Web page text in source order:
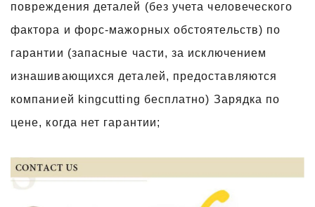
повреждения деталей (без учета человеческого
фактора и форс-мажорных обстоятельств) по
гарантии (запасные части, за исключением
изнашивающихся деталей, предоставляются
компанией kingcutting бесплатно) Зарядка по
цене, когда нет гарантии;